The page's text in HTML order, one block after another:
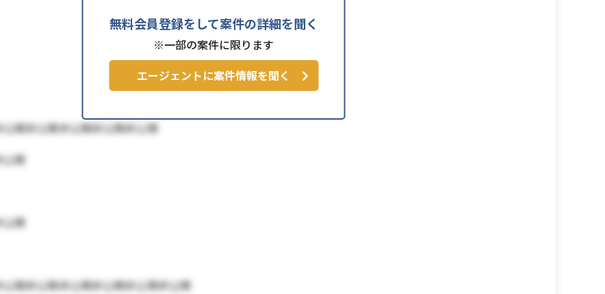
無料会員登録をして案件の詳細を聞く
※一部の案件に限ります
エージェントに案件情報を聞く
開非公開非公開非公開非公開
公開
公開
開非公開非公開非公開非公開非公開